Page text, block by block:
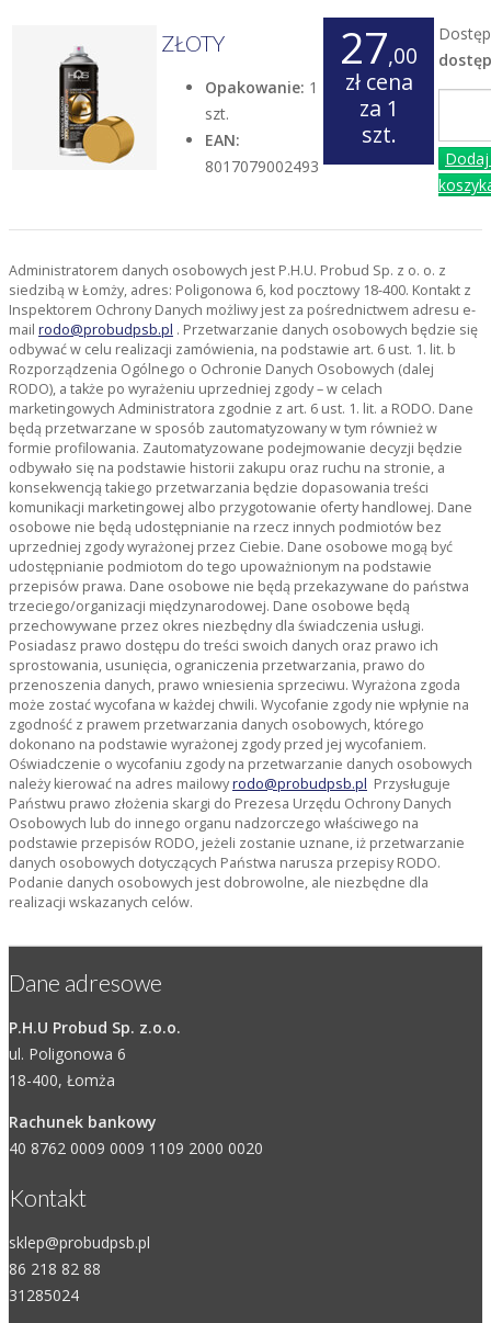
ZŁOTY
Opakowanie: 1
szt.
EAN:
8017079002493
27,00
zł cena
za 1
szt.
Administratorem danych osobowych jest P.H.U. Probud Sp. z o. o. z
siedzibą w Łomży, adres: Poligonowa 6, kod pocztowy 18-400. Kontakt z
Inspektorem Ochrony Danych możliwy jest za pośrednictwem adresu e-
mail rodo@probudpsb.pl . Przetwarzanie danych osobowych będzie się
odbywać w celu realizacji zamówienia, na podstawie art. 6 ust. 1. lit. b
Rozporządzenia Ogólnego o Ochronie Danych Osobowych (dalej
RODO), a także po wyrażeniu uprzedniej zgody – w celach
marketingowych Administratora zgodnie z art. 6 ust. 1. lit. a RODO. Dane
będą przetwarzane w sposób zautomatyzowany w tym również w
formie profilowania. Zautomatyzowane podejmowanie decyzji będzie
odbywało się na podstawie historii zakupu oraz ruchu na stronie, a
konsekwencją takiego przetwarzania będzie dopasowania treści
komunikacji marketingowej albo przygotowanie oferty handlowej. Dane
osobowe nie będą udostępnianie na rzecz innych podmiotów bez
uprzedniej zgody wyrażonej przez Ciebie. Dane osobowe mogą być
udostępnianie podmiotom do tego upoważnionym na podstawie
przepisów prawa. Dane osobowe nie będą przekazywane do państwa
trzeciego/organizacji międzynarodowej. Dane osobowe będą
przechowywane przez okres niezbędny dla świadczenia usługi.
Posiadasz prawo dostępu do treści swoich danych oraz prawo ich
sprostowania, usunięcia, ograniczenia przetwarzania, prawo do
przenoszenia danych, prawo wniesienia sprzeciwu. Wyrażona zgoda
może zostać wycofana w każdej chwili. Wycofanie zgody nie wpłynie na
zgodność z prawem przetwarzania danych osobowych, którego
dokonano na podstawie wyrażonej zgody przed jej wycofaniem.
Oświadczenie o wycofaniu zgody na przetwarzanie danych osobowych
należy kierować na adres mailowyrodo@probudpsb.pl Przysługuje
Państwu prawo złożenia skargi do Prezesa Urzędu Ochrony Danych
Osobowych lub do innego organu nadzorczego właściwego na
podstawie przepisów RODO, jeżeli zostanie uznane, iż przetwarzanie
danych osobowych dotyczących Państwa narusza przepisy RODO.
Podanie danych osobowych jest dobrowolne, ale niezbędne dla
realizacji wskazanych celów.
Dane adresowe
P.H.U Probud Sp. z.o.o.
ul. Poligonowa 6
18-400, Łomża
Rachunek bankowy
40 8762 0009 0009 1109 2000 0020
Kontakt
sklep@probudpsb.pl
86 218 82 88
31285024